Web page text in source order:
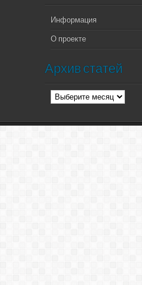
Информация
О проекте
Архив статей
Архив
статей